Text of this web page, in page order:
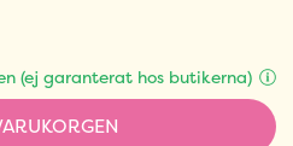
(ej garanterat hos butikerna)